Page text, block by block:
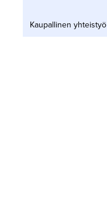
Kaupallinen yhteistyö